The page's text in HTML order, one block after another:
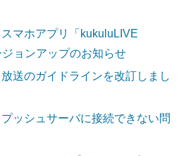
スマホアプリ「kukuluLIVE
ョンアップのお知らせ
放送のガイドラインを改訂しまし
プッシュサーバに接続できない問